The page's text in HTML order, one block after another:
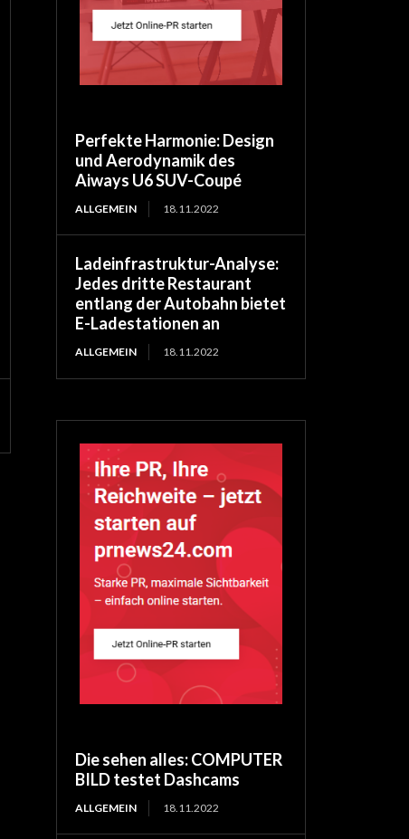
Perfekte Harmonie: Design
und Aerodynamik des
Aiways U6 SUV-Coupé
ALLGEMEIN 18.11.2022
Ladeinfrastruktur-Analyse:
Jedes dritte Restaurant
entlang der Autobahn bietet
E-Ladestationen an
ALLGEMEIN 18.11.2022
Die sehen alles: COMPUTER
BILD testet Dashcams
ALLGEMEIN 18.11.2022